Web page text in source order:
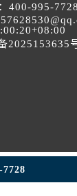
400-995-7728
2025153635
7728